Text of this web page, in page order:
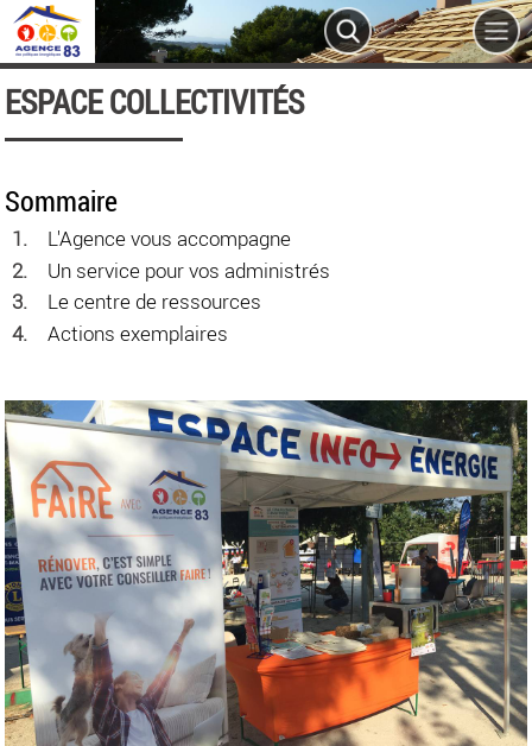
ESPACE COLLECTIVITÉS
Sommaire
L'Agence vous accompagne
Un service pour vos administrés
Le centre de ressources
Actions exemplaires